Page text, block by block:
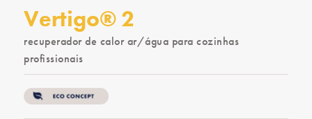
Vertigo® 2
recuperador de calor ar/água para cozinhas
profissionais